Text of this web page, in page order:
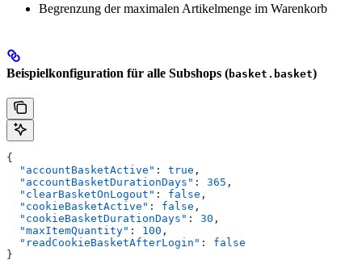
Begrenzung der maximalen Artikelmenge im Warenkorb
Beispielkonfiguration für alle Subshops (basket.basket)
{
  "accountBasketActive"
: true ,
  "accountBasketDurationDays"
: 365 ,
  "clearBasketOnLogout"
: false ,
  "cookieBasketActive"
: false ,
  "cookieBasketDurationDays"
: 30 ,
  "maxItemQuantity"
: 100 ,
  "readCookieBasketAfterLogin"
: false
}